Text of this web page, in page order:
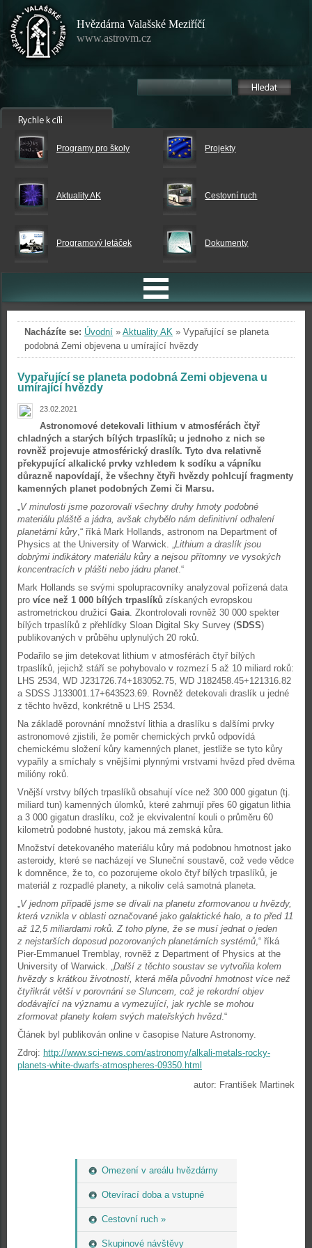
Hvězdárna Valašské Meziříčí
www.astrovm.cz
Programy pro školy Projekty
Aktuality AK Cestovní ruch
Programový letáček Dokumenty
Omezení v areálu hvězdárny
Otevírací doba a vstupné
Cestovní ruch »
Skupinové návštěvy
Nacházíte se: Úvodní » Aktuality AK » Vypařující se planeta
podobná Zemi objevena u umírající hvězdy
Vypařující se planeta podobná Zemi objevena u
umírající hvězdy
23.02.2021
Astronomové detekovali lithium v atmosférách čtyř
chladných a starých bílých trpaslíků; u jednoho z nich se
rovněž projevuje atmosférický draslík. Tyto dva relativně
překypující alkalické prvky vzhledem k sodíku a vápníku
důrazně napovídají, že všechny čtyři hvězdy pohlcují fragmenty
kamenných planet podobných Zemi či Marsu.
„V minulosti jsme pozorovali všechny druhy hmoty podobné
materiálu pláště a jádra, avšak chybělo nám definitivní odhalení
planetární kůry,“ říká Mark Hollands, astronom na Department of
Physics at the University of Warwick. „Lithium a draslík jsou
dobrými indikátory materiálu kůry a nejsou přítomny ve vysokých
koncentracích v plášti nebo jádru planet.“
Mark Hollands se svými spolupracovníky analyzoval pořízená data
pro více než 1 000 bílých trpaslíků získaných evropskou
astrometrickou družicí Gaia. Zkontrolovali rovněž 30 000 spekter
bílých trpaslíků z přehlídky Sloan Digital Sky Survey (SDSS)
publikovaných v průběhu uplynulých 20 roků.
Podařilo se jim detekovat lithium v atmosférách čtyř bílých
trpaslíků, jejichž stáří se pohybovalo v rozmezí 5 až 10 miliard roků:
LHS 2534, WD J231726.74+183052.75, WD J182458.45+121316.82
a SDSS J133001.17+643523.69. Rovněž detekovali draslík u jedné
z těchto hvězd, konkrétně u LHS 2534.
Na základě porovnání množství lithia a draslíku s dalšími prvky
astronomové zjistili, že poměr chemických prvků odpovídá
chemickému složení kůry kamenných planet, jestliže se tyto kůry
vypařily a smíchaly s vnějšími plynnými vrstvami hvězd před dvěma
milióny roků.
Vnější vrstvy bílých trpaslíků obsahují více než 300 000 gigatun (tj.
miliard tun) kamenných úlomků, které zahrnují přes 60 gigatun lithia
a 3 000 gigatun draslíku, což je ekvivalentní kouli o průměru 60
kilometrů podobné hustoty, jakou má zemská kůra.
Množství detekovaného materiálu kůry má podobnou hmotnost jako
asteroidy, které se nacházejí ve Sluneční soustavě, což vede vědce
k domněnce, že to, co pozorujeme okolo čtyř bílých trpaslíků, je
materiál z rozpadlé planety, a nikoliv celá samotná planeta.
„V jednom případě jsme se dívali na planetu zformovanou u hvězdy,
která vznikla v oblasti označované jako galaktické halo, a to před 11
až 12,5 miliardami roků. Z toho plyne, že se musí jednat o jeden
z nejstarších doposud pozorovaných planetárních systémů,“ říká
Pier-Emmanuel Tremblay, rovněž z Department of Physics at the
University of Warwick. „Další z těchto soustav se vytvořila kolem
hvězdy s krátkou životností, která měla původní hmotnost více než
čtyřikrát větší v porovnání se Sluncem, což je rekordní objev
dodávající na významu a vymezující, jak rychle se mohou
zformovat planety kolem svých mateřských hvězd.“
Článek byl publikován online v časopise Nature Astronomy.
Zdroj: http://www.sci-news.com/astronomy/alkali-metals-rocky-
planets-white-dwarfs-atmospheres-09350.html
autor: František Martinek